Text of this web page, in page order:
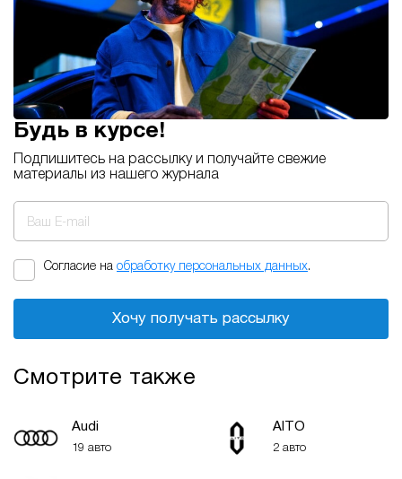
Будь в курсе!
Подпишитесь на рассылку и получайте свежие
материалы из нашего журнала
Ваш E-mail
Согласие на обработку персональных данных.
Хочу получать рассылку
Смотрите также
Audi
19 авто
AITO
2 авто